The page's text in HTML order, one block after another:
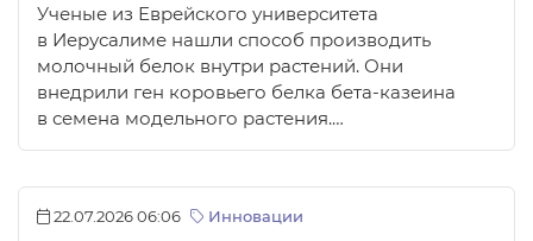
Ученые из Еврейского университета
в Иерусалиме нашли способ производить
молочный белок внутри растений. Они
внедрили ген коровьего белка бета-казеина
в семена модельного растения.…
22.07.2026 06:06 Инновации